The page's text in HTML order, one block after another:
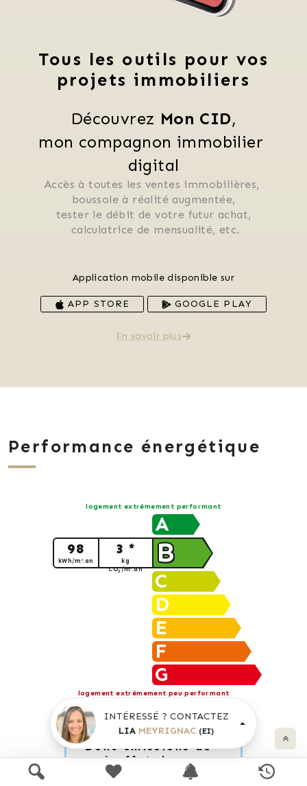
Tous les outils pour vos
projets immobiliers
Découvrez Mon CID,
mon compagnon immobilier
digital
Accès à toutes les ventes immobilières,
boussole à réalité augmentée,
tester le débit de votre futur achat,
calculatrice de mensualité, etc.
Application mobile disponible sur
APP STORE GOOGLE PLAY
En savoir plus
Performance énergétique
logement extrêmement performant
A
B
98
kWh/m².an
3 *
kg
CO2/m².an
C
D
E
F
G
logement extrêmement peu performant
* Dont émissions de
gaz à effet de serre
INTÉRESSÉ ? CONTACTEZ
LIA MEYRIGNAC (EI)